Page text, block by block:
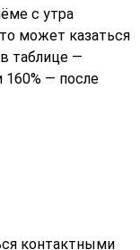
с утра
может казаться
таблице —
— после
контактными